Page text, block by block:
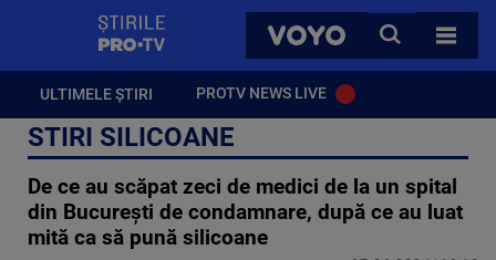
VOYO
CAUTA
TOATE
ULTIMELE ȘTIRI PROTV NEWS LIVE
STIRI SILICOANE
De ce au scăpat zeci de medici de la un spital
din București de condamnare, după ce au luat
mită ca să pună silicoane